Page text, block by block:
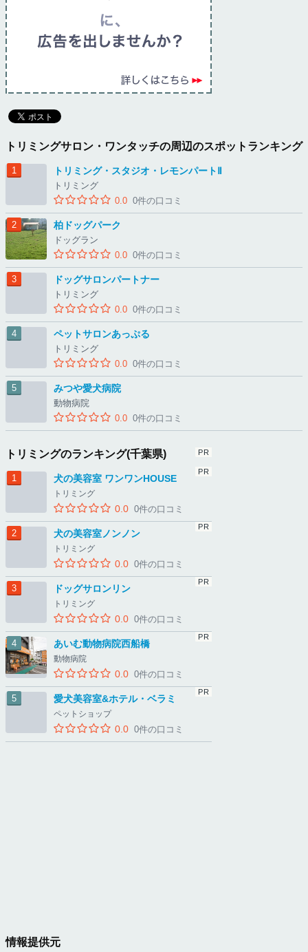
トリミングサロン・ワンタッチの周辺のスポットランキング
トリミング・スタジオ・レモンパートⅡ
トリミング
0.0 0件の口コミ
柏ドッグパーク
ドッグラン
0.0 0件の口コミ
ドッグサロンパートナー
トリミング
0.0 0件の口コミ
ペットサロンあっぷる
トリミング
0.0 0件の口コミ
みつや愛犬病院
動物病院
0.0 0件の口コミ
トリミングのランキング(千葉県)
犬の美容室 ワンワンHOUSE
トリミング
0.0 0件の口コミ
犬の美容室ノンノン
トリミング
0.0 0件の口コミ
ドッグサロンリン
トリミング
0.0 0件の口コミ
あいむ動物病院西船橋
動物病院
0.0 0件の口コミ
愛犬美容室&ホテル・ベラミ
ペットショップ
0.0 0件の口コミ
情報提供元